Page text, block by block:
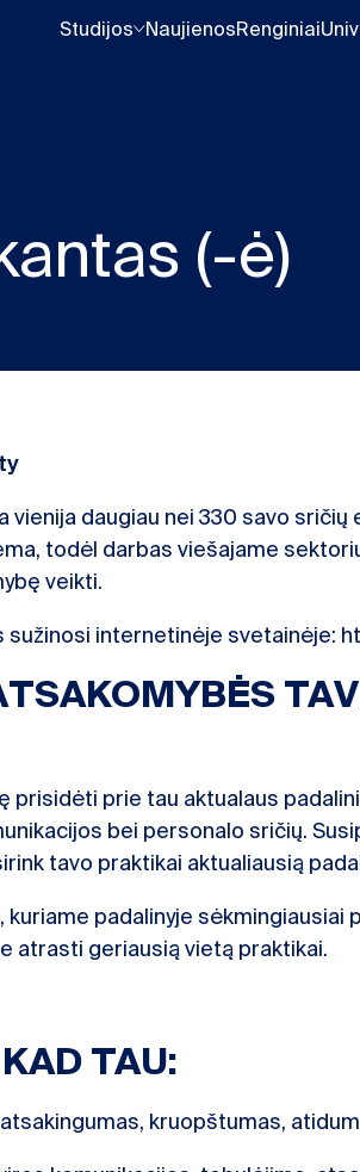
Studijos NaujienosRenginiai
(-ė)
vienija daugiau nei 330 savo
todėl darbas viešajame
veikti.
sužinosi internetinėje svetainėje:
prisidėti prie tau aktualaus
bei personalo sričių.
tavo praktikai aktualiausią
kuriame padalinyje
atrasti geriausią vietą praktikai.
TAU:
kruopštumas,